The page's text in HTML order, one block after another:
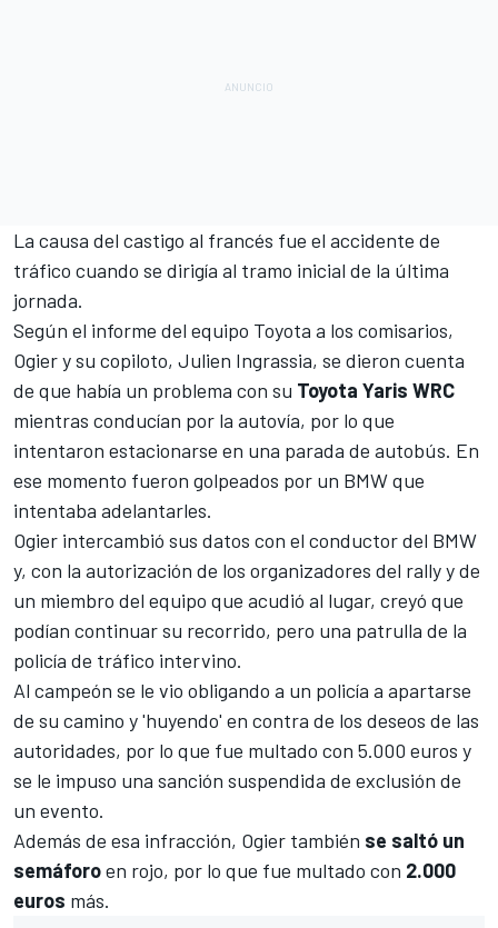
La causa del castigo al francés fue el accidente de
tráfico cuando se dirigía al tramo inicial de la última
jornada.
Según el informe del equipo Toyota a los comisarios,
Ogiery su copiloto, Julien Ingrassia, se dieron cuenta
de que había un problema con su Toyota Yaris WRC
mientras conducían por la autovía, por lo que
intentaron estacionarse en una parada de autobús. En
ese momento fueron golpeados por un BMW que
intentaba adelantarles.
Ogier intercambió sus datos con el conductor del BMW
y, con la autorización de los organizadores del rally y de
un miembro del equipo que acudió al lugar, creyó que
podían continuar su recorrido, pero una patrulla de la
policía de tráfico intervino.
Al campeón se le vio obligando a un policía a apartarse
de su camino y 'huyendo' en contra de los deseos de las
autoridades, por lo que fue multado con 5.000 euros y
se le impuso una sanción suspendida de exclusión de
un evento.
Además de esa infracción, Ogier también se saltó un
semáforoen rojo, por lo que fue multado con 2.000
euros más.